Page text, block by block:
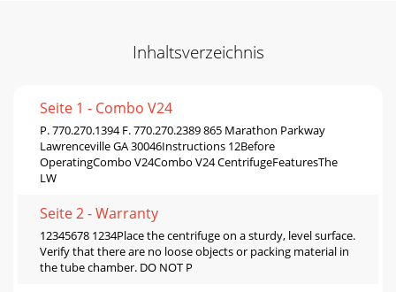
Inhaltsverzeichnis
Seite 1 - Combo V24
P. 770.270.1394 F. 770.270.2389 865 Marathon Parkway
Lawrenceville GA 30046Instructions 12Before
OperatingCombo V24Combo V24 CentrifugeFeaturesThe
LW
Seite 2 - Warranty
12345678 1234Place the centrifuge on a sturdy, level surface.
Verify that there are no loose objects or packing material in
the tube chamber. DO NOT P